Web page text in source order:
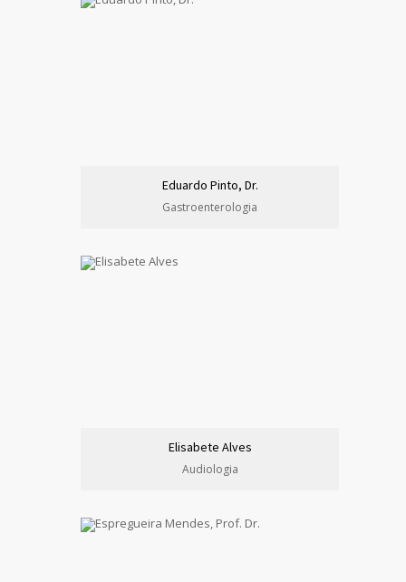
Eduardo Pinto, Dr.
Gastroenterologia
Elisabete Alves
Audiologia